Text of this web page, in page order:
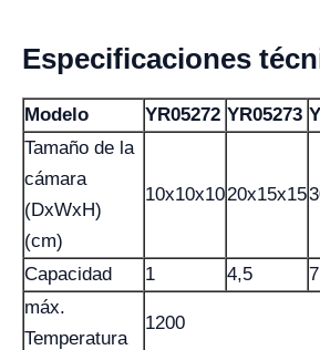
Especificaciones
Modelo YR05272 YR05273
Tamaño de la
cámara
(DxWxH)
(cm)
10x10x1020x15x15
Capacidad 1 4,5
máx.
Temperatura
1200